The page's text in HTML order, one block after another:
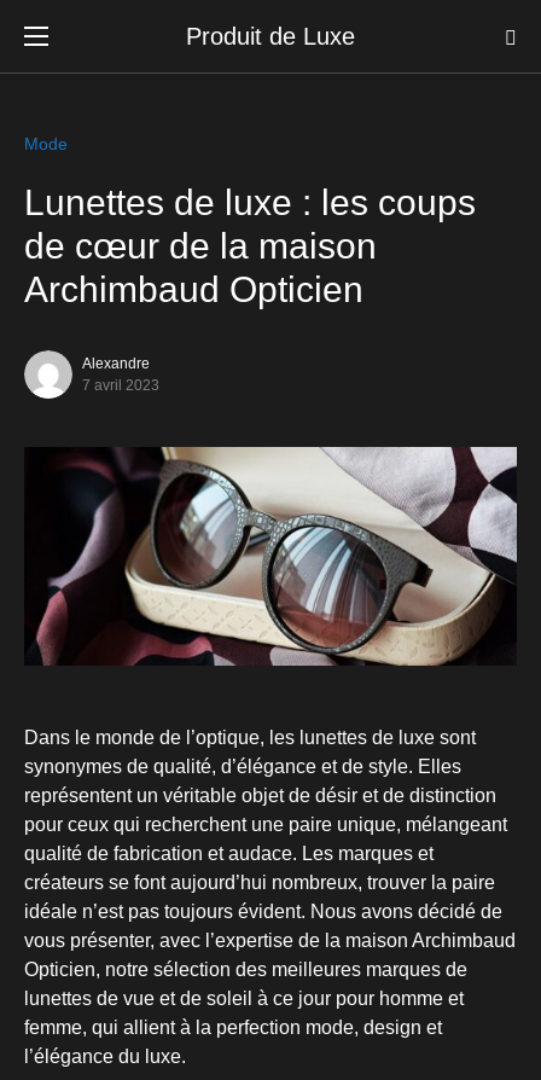
Produit de Luxe
Mode
Lunettes de luxe : les coups
de cœur de la maison
Archimbaud Opticien
Alexandre
7 avril 2023
Dans le monde de l’optique, les lunettes de luxe sont
synonymes de qualité, d’élégance et de style. Elles
représentent un véritable objet de désir et de distinction
pour ceux qui recherchent une paire unique, mélangeant
qualité de fabrication et audace. Les marques et
créateurs se font aujourd’hui nombreux, trouver la paire
idéale n’est pas toujours évident. Nous avons décidé de
vous présenter, avec l’expertise de la maison Archimbaud
Opticien, notre sélection des meilleures marques de
lunettes de vue et de soleil à ce jour pour homme et
femme, qui allient à la perfection mode, design et
l’élégance du luxe.